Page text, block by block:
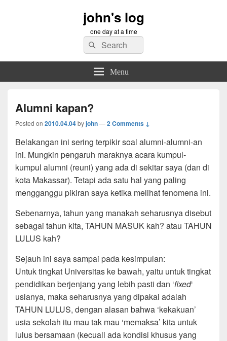
john's log
one day at a time
Search
for:
Search
Menu
Alumni kapan?
Posted on 2010.04.04byjohn—2 Comments ↓
Belakangan ini sering terpikir soal alumni-alumni-an
ini. Mungkin pengaruh maraknya acara kumpul-
kumpul alumni (reuni) yang ada di sekitar saya (dan di
kota Makassar). Tetapi ada satu hal yang paling
mengganggu pikiran saya ketika melihat fenomena ini.
Sebenarnya, tahun yang manakah seharusnya disebut
sebagai tahun kita, TAHUN MASUK kah? atau TAHUN
LULUS kah?
Sejauh ini saya sampai pada kesimpulan:
Untuk tingkat Universitas ke bawah, yaitu untuk tingkat
pendidikan berjenjang yang lebih pasti dan ‘fixed‘
usianya, maka seharusnya yang dipakai adalah
TAHUN LULUS, dengan alasan bahwa ‘kekakuan’
usia sekolah itu mau tak mau ‘memaksa’ kita untuk
lulus bersamaan (kecuali ada kondisi khusus yang